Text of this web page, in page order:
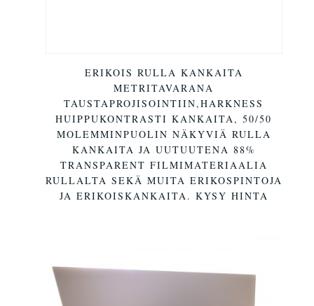
ERIKOIS RULLA KANKAITA
METRITAVARANA
TAUSTAPROJISOINTIIN,HARKNESS
HUIPPUKONTRASTI KANKAITA, 50/50
MOLEMMINPUOLIN NÄKYVIÄ RULLA
KANKAITA JA UUTUUTENA 88%
TRANSPARENT FILMIMATERIAALIA
RULLALTA SEKÄ MUITA ERIKOSPINTOJA
JA ERIKOISKANKAITA. KYSY HINTA